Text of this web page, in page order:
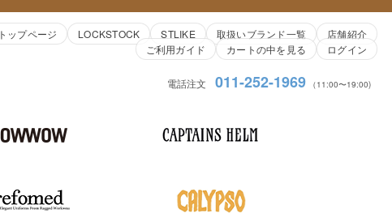
トップページ LOCKSTOCK STLIKE 取扱いブランド一覧
店舗紹介
ご利用ガイド
カートの中を見る ログイン
電話注文 011-252-1969 （11:00〜19:00)